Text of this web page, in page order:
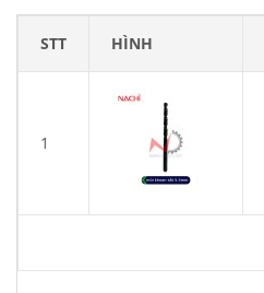
STT HÌNH
1